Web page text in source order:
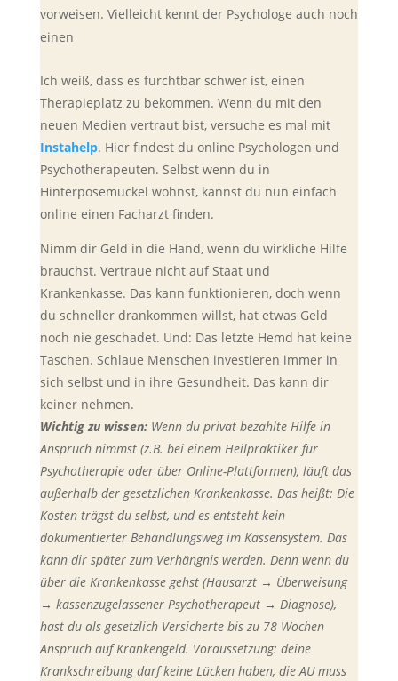
vorweisen. Vielleicht kennt der Psychologe auch noch
einen
Ich weiß, dass es furchtbar schwer ist, einen
Therapieplatz zu bekommen. Wenn du mit den
neuen Medien vertraut bist, versuche es mal mit
Instahelp. Hier findest du online Psychologen und
Psychotherapeuten. Selbst wenn du in
Hinterposemuckel wohnst, kannst du nun einfach
online einen Facharzt finden.
Nimm dir Geld in die Hand, wenn du wirkliche Hilfe
brauchst. Vertraue nicht auf Staat und
Krankenkasse. Das kann funktionieren, doch wenn
du schneller drankommen willst, hat etwas Geld
noch nie geschadet. Und: Das letzte Hemd hat keine
Taschen. Schlaue Menschen investieren immer in
sich selbst und in ihre Gesundheit. Das kann dir
keiner nehmen.
Wichtig zu wissen:Wenn du privat bezahlte Hilfe in
Anspruch nimmst (z.B. bei einem Heilpraktiker für
Psychotherapie oder über Online-Plattformen), läuft das
außerhalb der gesetzlichen Krankenkasse. Das heißt: Die
Kosten trägst du selbst, und es entsteht kein
dokumentierter Behandlungsweg im Kassensystem. Das
kann dir später zum Verhängnis werden. Denn wenn du
über die Krankenkasse gehst (Hausarzt → Überweisung
→ kassenzugelassener Psychotherapeut → Diagnose),
hast du als gesetzlich Versicherte bis zu 78 Wochen
Anspruch auf Krankengeld. Voraussetzung: deine
Krankschreibung darf keine Lücken haben, die AU muss